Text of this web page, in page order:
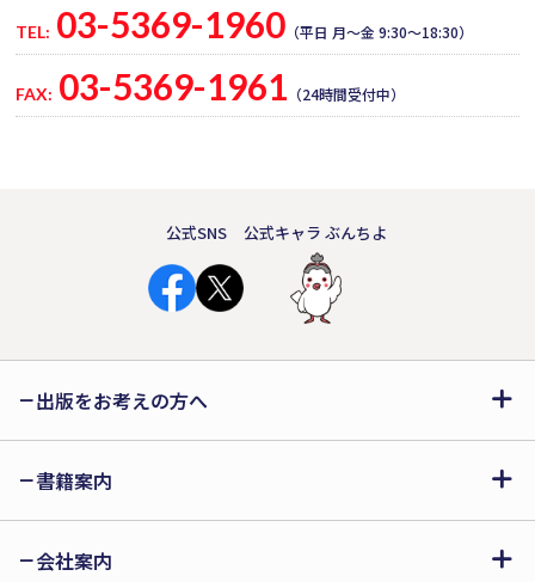
TEL: 03-5369-1960 （平日 月～金 9:30～18:30）
FAX: 03-5369-1961 （24時間受付中）
公式SNS 公式キャラ ぶんちよ
出版をお考えの方へ
書籍案内
会社案内